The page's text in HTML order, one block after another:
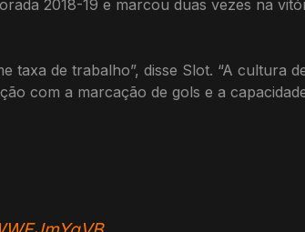
2018-19 e marcou duas vezes na
taxa de trabalho”, disse Slot. “A cultura
com a marcação de gols e a